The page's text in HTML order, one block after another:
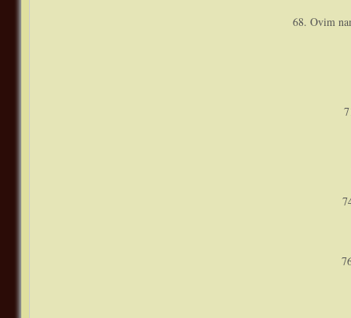
68. Ovim